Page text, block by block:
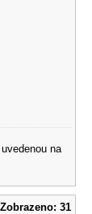
na
Zobrazeno: 31